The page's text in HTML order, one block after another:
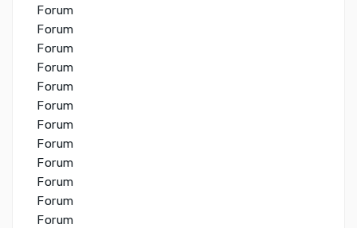
Forum
Forum
Forum
Forum
Forum
Forum
Forum
Forum
Forum
Forum
Forum
Forum